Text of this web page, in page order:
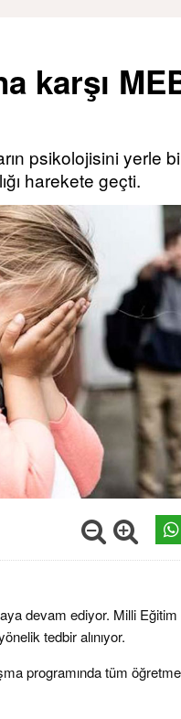
karşı
psikolojisini yerle
harekete geçti.
devam ediyor. Milli Eğitim
tedbir alınıyor.
programında tüm